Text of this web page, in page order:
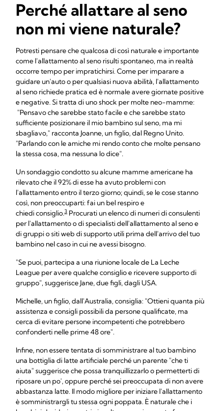
Perché allattare al seno
non mi viene naturale?
Potresti pensare che qualcosa di così naturale e importante
come l'allattamento al seno risulti spontaneo, ma in realtà
occorre tempo per impratichirsi. Come per imparare a
guidare un'auto o per qualsiasi nuova abilità, l'allattamento
al seno richiede pratica ed è normale avere giornate positive
e negative. Si tratta di uno shock per molte neo-mamme:
"Pensavo che sarebbe stato facile e che sarebbe stato
sufficiente posizionare il mio bambino sul seno, ma mi
sbagliavo," racconta Joanne, un figlio, dal Regno Unito.
"Parlando con le amiche mi rendo conto che molte pensano
la stessa cosa, ma nessuna lo dice".
Un sondaggio condotto su alcune mamme americane ha
rilevato che il 92% di esse ha avuto problemi con
l'allattamento entro il terzo giorno; quindi, se le cose stanno
così, non preoccuparti: fai un bel respiro e
chiedi consiglio.3 Procurati un elenco di numeri di consulenti
per l'allattamento o di specialisti dell'allattamento al seno e
di gruppi o siti web di supporto utili prima dell'arrivo del tuo
bambino nel caso in cui ne avessi bisogno.
"Se puoi, partecipa a una riunione locale de La Leche
League per avere qualche consiglio e ricevere supporto di
gruppo", suggerisce Jane, due figli, dagli USA.
Michelle, un figlio, dall'Australia, consiglia: "Ottieni quanta più
assistenza e consigli possibili da persone qualificate, ma
cerca di evitare persone incompetenti che potrebbero
confonderti nelle prime 48 ore".
Infine, non essere tentata di somministrare al tuo bambino
una bottiglia di latte artificiale perché un parente "che ti
aiuta" suggerisce che possa tranquillizzarlo o permetterti di
riposare un po', oppure perché sei preoccupata di non avere
abbastanza latte. Il modo migliore per iniziare l'allattamento
è somministrargli tu stessa ogni poppata. È naturale che i